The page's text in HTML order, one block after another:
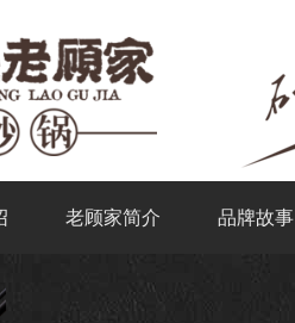
老顾家简介 品牌故事